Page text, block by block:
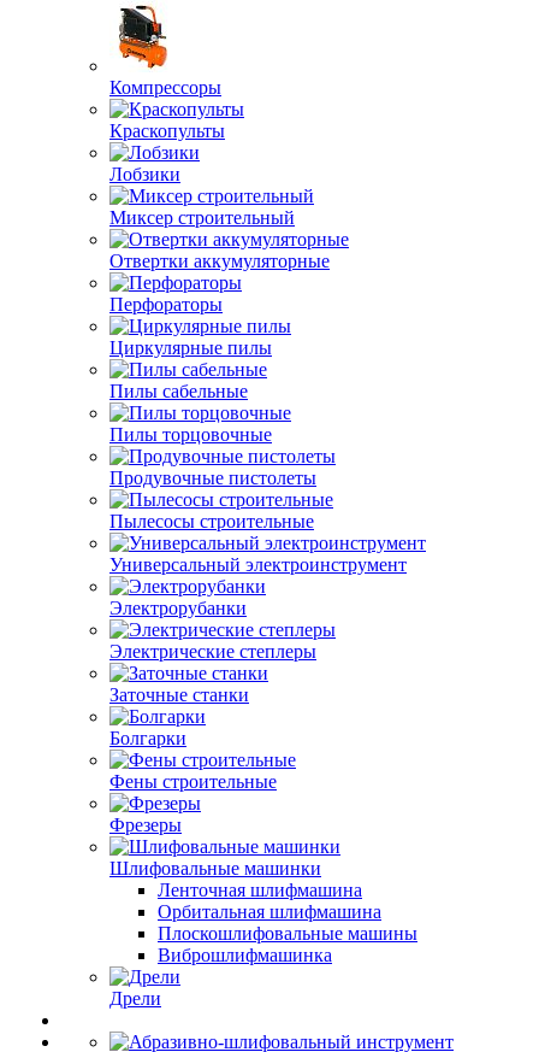
Компрессоры
Краскопульты
Лобзики
Миксер строительный
Отвертки аккумуляторные
Перфораторы
Циркулярные пилы
Пилы сабельные
Пилы торцовочные
Продувочные пистолеты
Пылесосы строительные
Универсальный электроинструмент
Электрорубанки
Электрические степлеры
Заточные станки
Болгарки
Фены строительные
Фрезеры
Шлифовальные машинки
Ленточная шлифмашина
Орбитальная шлифмашина
Плоскошлифовальные машины
Виброшлифмашинка
Дрели